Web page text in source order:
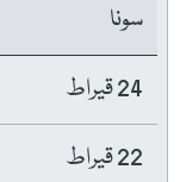
سونا
24 قیراط
22 قیراط